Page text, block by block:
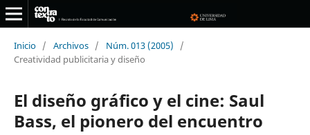
Inicio / Archivos / Núm. 013 (2005)
/
Creatividad publicitaria y diseño
El diseño gráfico y el cine: Saul
Bass, el pionero del encuentro